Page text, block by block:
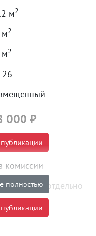
м2
м2
м2
26
000 ₽
комиссии
отдельно
Евро-2 квартиру
полностью